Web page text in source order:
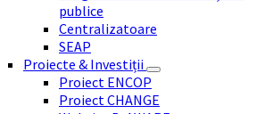
publice
Centralizatoare
SEAP
Proiecte & Investiții
Proiect ENCOP
Proiect CHANGE